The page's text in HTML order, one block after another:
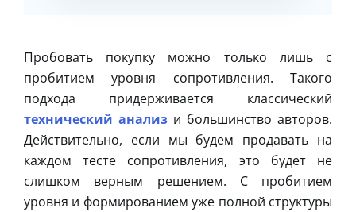
Пробовать покупку можно только лишь с
пробитием уровня сопротивления. Такого
подхода придерживается классический
технический анализ и большинство авторов.
Действительно, если мы будем продавать на
каждом тесте сопротивления, это будет не
слишком верным решением. С пробитием
уровня и формированием уже полной структуры